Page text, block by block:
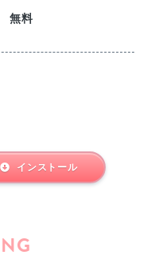
無料
インストール